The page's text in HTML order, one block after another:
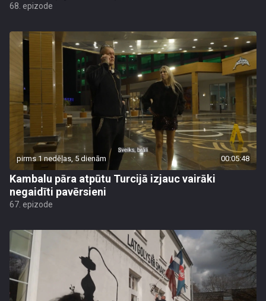
68. epizode
pirms 1 nedēļas, 5 dienām 00:05:48
Kambalu pāra atpūtu Turcijā izjauc vairāki
negaidīti pavērsieni
67. epizode